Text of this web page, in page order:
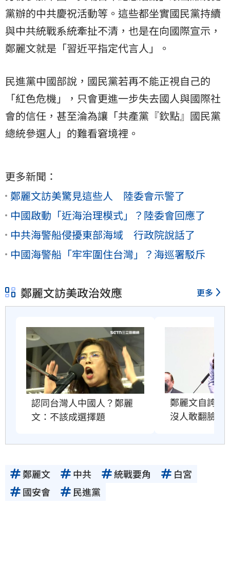
黨辦的中共慶祝活動等。這些都坐實國民黨持續
與中共統戰系統牽扯不清，也是在向國際宣示，
鄭麗文就是「習近平指定代言人」。
民進黨中國部說，國民黨若再不能正視自己的
「紅色危機」，只會更進一步失去國人與國際社
會的信任，甚至淪為讓「共產黨『欽點』國民黨
總統參選人」的難看窘境裡。
更多新聞：
鄭麗文訪美驚見這些人 陸委會示警了
中國啟動「近海治理模式」？陸委會回應了
中共海警船侵擾東部海域 行政院說話了
中國海警船「牢牢圍住台灣」？海巡署駁斥
鄭麗文訪美政治效應 更多
認同台灣人中國人？鄭麗
文：不該成選擇題
鄭麗文自誇很
沒人敢翻臉原
鄭麗文 中共 統戰要角
白宮
國安會
民進黨